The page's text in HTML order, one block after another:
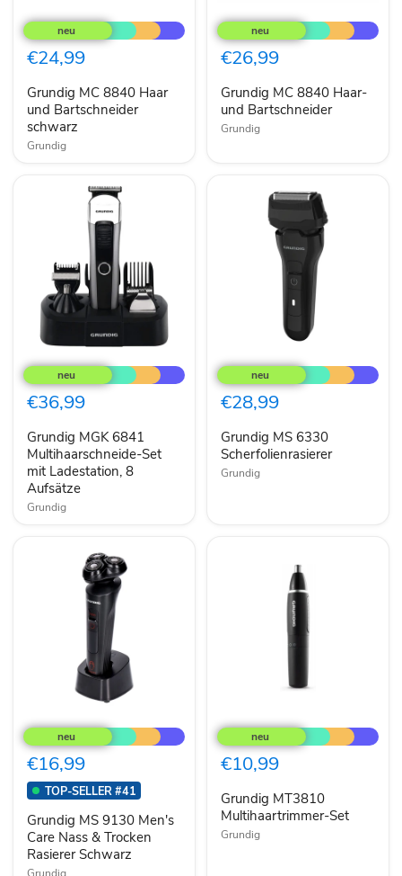
MC
8840
Haar
und
schwarz
€24,99
Grundig MC 8840 Haar
und Bartschneider
schwarz
Grundig
MC
8840
Haar-
und
€26,99
Grundig MC 8840 Haar-
und Bartschneider
Grundig
MGK
6841
Multihaarschneide-
Set
Ladestation,
8
Aufsätze
€36,99
Grundig MGK 6841
Multihaarschneide-Set
mit Ladestation, 8
Aufsätze
Grundig
MS
6330
Scherfolienrasierer
€28,99
Grundig MS 6330
Scherfolienrasierer
Grundig
MS
9130
Men's
Care
Nass
&
Trocken
Rasierer
Schwarz
€16,99
TOP-SELLER #41
Grundig MS 9130 Men's
Care Nass & Trocken
Rasierer Schwarz
MT3810
Multihaartrimmer-
Set
€10,99
Grundig MT3810
Multihaartrimmer-Set
Grundig